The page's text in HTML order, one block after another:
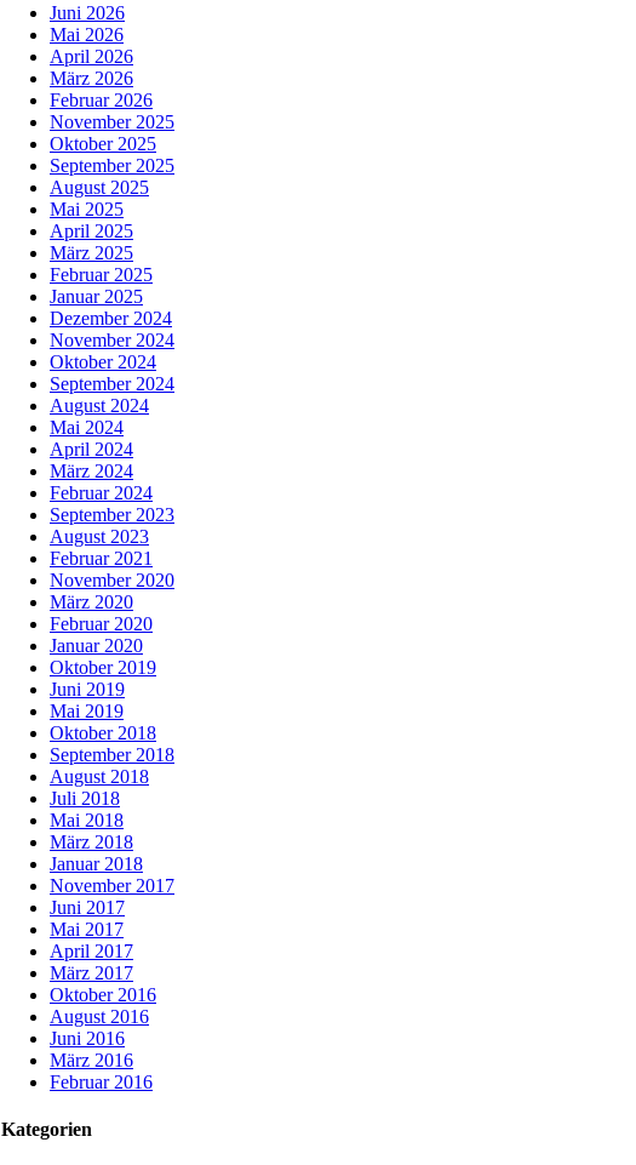
Juni 2026
Mai 2026
April 2026
März 2026
Februar 2026
November 2025
Oktober 2025
September 2025
August 2025
Mai 2025
April 2025
März 2025
Februar 2025
Januar 2025
Dezember 2024
November 2024
Oktober 2024
September 2024
August 2024
Mai 2024
April 2024
März 2024
Februar 2024
September 2023
August 2023
Februar 2021
November 2020
März 2020
Februar 2020
Januar 2020
Oktober 2019
Juni 2019
Mai 2019
Oktober 2018
September 2018
August 2018
Juli 2018
Mai 2018
März 2018
Januar 2018
November 2017
Juni 2017
Mai 2017
April 2017
März 2017
Oktober 2016
August 2016
Juni 2016
März 2016
Februar 2016
Kategorien